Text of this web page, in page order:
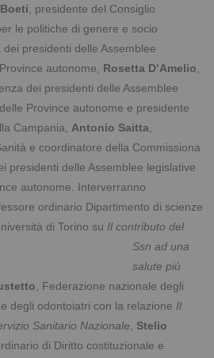
, presidente del Consiglio
le politiche di genere e socio
presidenti delle Assemblee
autonome, Rosetta D’Amelio,
dei presidenti delle Assemblee
Province autonome e presidente
Campania,Antonio Saitta,
e coordinatore della Commissiona
presidenti delle Assemblee legislative
autonome. Interverranno
ordinario Dipartimento di scienze
di Torino su Il contributo del
Ssn ad una
salute più
, Federazione nazionale degli
degli odontoiatri con la relazione Il
Sanitario Nazionale, Stelio
di Diritto costituzionale e